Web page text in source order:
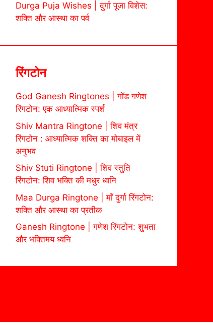
Durga Puja Wishes | दुर्गा पूजा विशेस:
शक्ति और आस्था का पर्व
रिंगटोन
God Ganesh Ringtones | गॉड गणेश
रिंगटोन: एक आध्यात्मिक स्पर्श
Shiv Mantra Ringtone | शिव मंत्र
रिंगटोन : आध्यात्मिक शक्ति का मोबाइल में
अनुभव
Shiv Stuti Ringtone | शिव स्तुति
रिंगटोन: शिव भक्ति की मधुर ध्वनि
Maa Durga Ringtone | माँ दुर्गा रिंगटोन:
शक्ति और आस्था का प्रतीक
Ganesh Ringtone | गणेश रिंगटोन: शुभता
और भक्तिमय ध्वनि